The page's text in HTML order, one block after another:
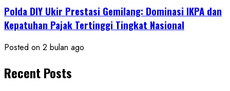
Polda DIY Ukir Prestasi Gemilang: Dominasi IKPA dan
Kepatuhan Pajak Tertinggi Tingkat Nasional
Posted on 2 bulan ago
Recent Posts